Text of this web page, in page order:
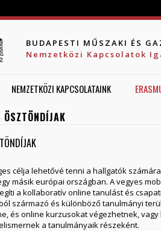
BUDAPESTI MŰSZAKI ÉS
Nemzetközi Kapcsolatok
NEMZETKÖZI KAPCSOLATAINK
célja lehetővé tenni a hallgatók
másik európai országban. A vegyes
a kollaboratív online tanulást és
származó és különböző tanulmányi
és online kurzusokat végezhetnek,
a tanulmányaik részeként.